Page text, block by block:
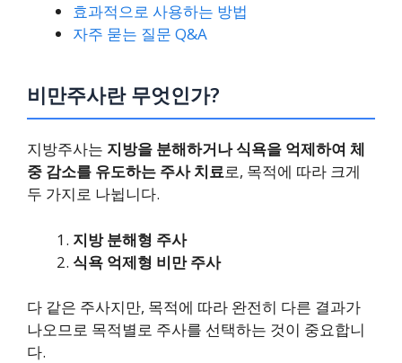
효과적으로 사용하는 방법
자주 묻는 질문 Q&A
비만주사란 무엇인가?
지방주사는 지방을 분해하거나 식욕을 억제하여 체
중 감소를 유도하는 주사 치료로, 목적에 따라 크게
두 가지로 나뉩니다.
지방 분해형 주사
식욕 억제형 비만 주사
다 같은 주사지만, 목적에 따라 완전히 다른 결과가
나오므로 목적별로 주사를 선택하는 것이 중요합니
다.